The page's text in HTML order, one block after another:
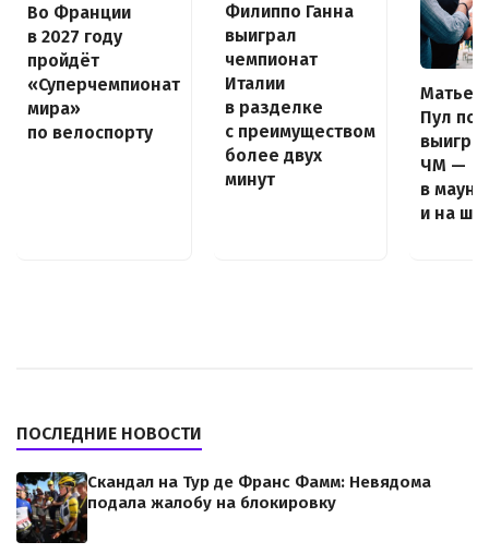
Во Франции
в 2027 году
пройдёт
«Суперчемпионат
мира»
по велоспорту
Филиппо Ганна
выиграл
чемпионат
Италии
в разделке
с преимуществом
более двух
минут
Матье
Пул
ЧМ —
в
и на
ПОСЛЕДНИЕ НОВОСТИ
Скандал на Тур де Франс Фамм: Невядома
подала жалобу на блокировку